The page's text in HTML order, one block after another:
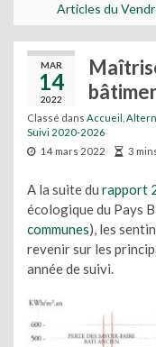
Articles du
MAR
14
2022
Classé dans Accueil
Suivi 2020-2026
14 mars 2022
3
A la suite du rapport
écologique du Pays
communes), les
revenir sur les
année de suivi.